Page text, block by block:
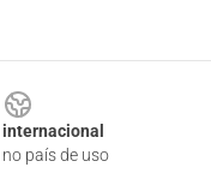
país de uso